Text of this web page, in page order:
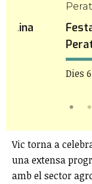
Dies
Vic torna a
una extensa
amb el sector